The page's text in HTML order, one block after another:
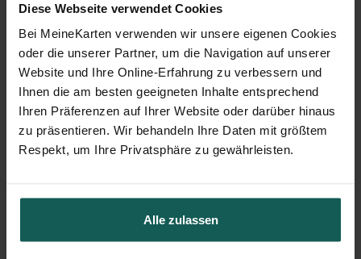
Diese Webseite verwendet Cookies
Bei MeineKarten verwenden wir unsere eigenen Cookies
oder die unserer Partner, um die Navigation auf unserer
Website und Ihre Online-Erfahrung zu verbessern und
Ihnen die am besten geeigneten Inhalte entsprechend
Ihren Präferenzen auf Ihrer Website oder darüber hinaus
zu präsentieren. Wir behandeln Ihre Daten mit größtem
Respekt, um Ihre Privatsphäre zu gewährleisten.
Alle zulassen
Das könnte Ihnen auch gefallen